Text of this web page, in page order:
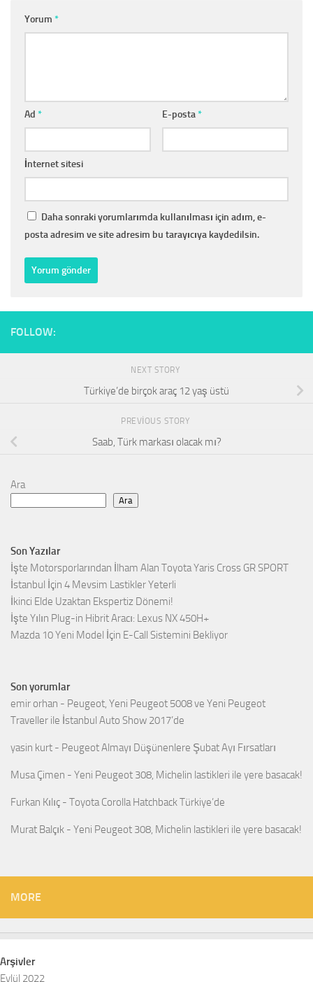
Yorum *
Ad * E-posta*
İnternet sitesi
Daha sonraki yorumlarımda kullanılması için adım, e-
posta adresim ve site adresim bu tarayıcıya kaydedilsin.
FOLLOW:
NEXT STORY
Türkiye’de birçok araç 12 yaş üstü
PREVIOUS STORY
Saab, Türk markası olacak mı?
Ara
Ara
Son Yazılar
İşte Motorsporlarından İlham Alan Toyota Yaris Cross GR SPORT
İstanbul İçin 4 Mevsim Lastikler Yeterli
İkinci Elde Uzaktan Ekspertiz Dönemi!
İşte Yılın Plug-in Hibrit Aracı: Lexus NX 450H+
Mazda 10 Yeni Model İçin E-Call Sistemini Bekliyor
Son yorumlar
emir orhan - Peugeot, Yeni Peugeot 5008 ve Yeni Peugeot
Traveller ile İstanbul Auto Show 2017’de
yasin kurt - Peugeot Almayı Düşünenlere Şubat Ayı Fırsatları
Musa Çimen - Yeni Peugeot 308, Michelin lastikleri ile yere basacak!
Furkan Kılıç - Toyota Corolla Hatchback Türkiye’de
Murat Balçık - Yeni Peugeot 308, Michelin lastikleri ile yere basacak!
MORE
Arşivler
Eylül 2022